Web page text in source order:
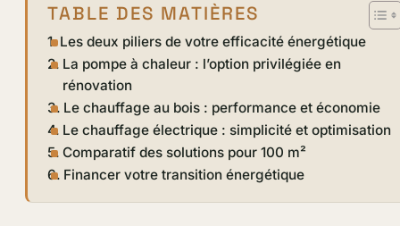
TABLE DES MATIÈRES
Les deux piliers de votre efficacité énergétique
La pompe à chaleur : l’option privilégiée en
rénovation
Le chauffage au bois : performance et économie
Le chauffage électrique : simplicité et optimisation
Comparatif des solutions pour 100 m²
Financer votre transition énergétique